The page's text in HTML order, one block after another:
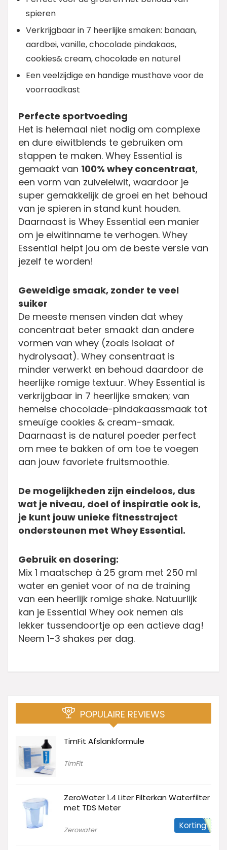
spieren
Verkrijgbaar in 7 heerlijke smaken: banaan,
aardbei, vanille, chocolade pindakaas,
cookies& cream, chocolade en naturel
Een veelzijdige en handige musthave voor de
voorraadkast
Perfecte sportvoeding
Het is helemaal niet nodig om complexe
en dure eiwitblends te gebruiken om
stappen te maken. Whey Essential is
gemaakt van 100% whey concentraat,
een vorm van zuiveleiwit, waardoor je
super gemakkelijk de groei en het behoud
van je spieren in stand kunt houden.
Daarnaast is Whey Essential een manier
om je eiwitinname te verhogen. Whey
Essential helpt jou om de beste versie van
jezelf te worden!
Geweldige smaak, zonder te veel
suiker
De meeste mensen vinden dat whey
concentraat beter smaakt dan andere
vormen van whey (zoals isolaat of
hydrolysaat). Whey consentraat is
minder verwerkt en behoud daardoor de
heerlijke romige textuur. Whey Essential is
verkrijgbaar in 7 heerlijke smaken; van
hemelse chocolade-pindakaassmaak tot
smeuïge cookies & cream-smaak.
Daarnaast is de naturel poeder perfect
om mee te bakken of om toe te voegen
aan jouw favoriete fruitsmoothie.
De mogelijkheden zijn eindeloos, dus
wat je niveau, doel of inspiratie ook is,
je kunt jouw unieke fitnesstraject
ondersteunen met Whey Essential.
Gebruik en dosering:
Mix 1 maatschep à 25 gram met 250 ml
water en geniet voor of na de training
van een heerlijk romige shake. Natuurlijk
kan je Essential Whey ook nemen als
lekker tussendoortje op een actieve dag!
Neem 1-3 shakes per dag.
POPULAIRE REVIEWS
TimFit Afslankformule
TimFit
ZeroWater 1.4 Liter Filterkan Waterfilter
met TDS Meter
Zerowater Korting